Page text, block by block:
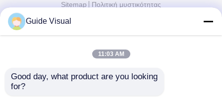
Sitemap
Πολιτική μυστικότητας
εργοστάσιο.Copyright © 2026 Shenzhen Guide
Guide Visual
11:03 AM
Good day, what product are you looking
for?